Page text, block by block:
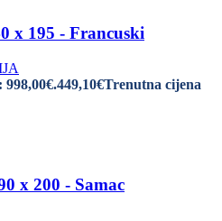
x 195 - Francuski
449,10€Trenutna cijena
x 200 - Samac